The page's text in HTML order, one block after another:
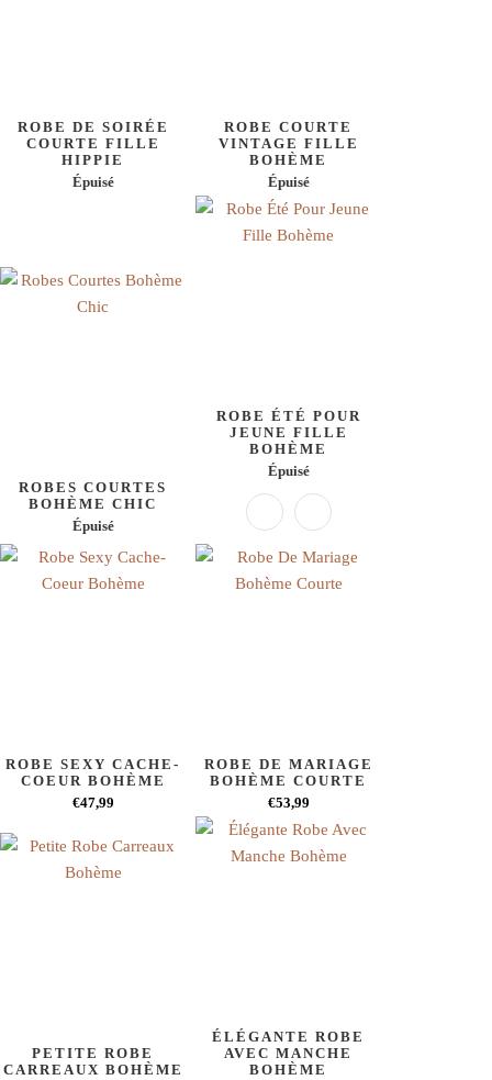
ROBE DE SOIRÉE
COURTE FILLE
HIPPIE
Épuisé
ROBE COURTE
VINTAGE FILLE
BOHÈME
Épuisé
ROBES COURTES
BOHÈME CHIC
Épuisé
ROBE ÉTÉ POUR
JEUNE FILLE
BOHÈME
Épuisé
ROBE SEXY CACHE-
COEUR BOHÈME
€47,99
ROBE DE MARIAGE
BOHÈME COURTE
€53,99
PETITE ROBE
CARREAUX BOHÈME
ÉLÉGANTE ROBE
AVEC MANCHE
BOHÈME